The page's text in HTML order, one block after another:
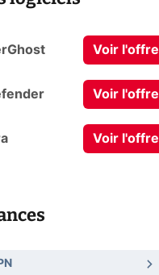
Voir l'offre
Voir l'offre
Voir l'offre